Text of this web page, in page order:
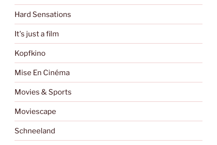
Hard Sensations
It's just a film
Kopfkino
Mise En Cinéma
Movies & Sports
Moviescape
Schneeland